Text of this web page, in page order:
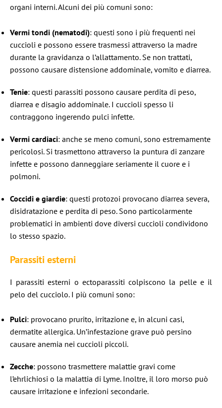
organi interni. Alcuni dei più comuni sono:​
Vermi tondi (nematodi): questi sono i più frequenti nei
cuccioli e possono essere trasmessi attraverso la madre
durante la gravidanza o l’allattamento. Se non trattati,
possono causare distensione addominale, vomito e diarrea.​
Tenie: questi parassiti possono causare perdita di peso,
diarrea e disagio addominale. I cuccioli spesso li
contraggono ingerendo pulci infette.​
Vermi cardiaci: anche se meno comuni, sono estremamente
pericolosi. Si trasmettono attraverso la puntura di zanzare
infette e possono danneggiare seriamente il cuore e i
polmoni.​
Coccidi e giardie: questi protozoi provocano diarrea severa,
disidratazione e perdita di peso. Sono particolarmente
problematici in ambienti dove diversi cuccioli condividono
lo stesso spazio.​
Parassiti esterni
I parassiti esterni o ectoparassiti colpiscono la pelle e il
pelo del cucciolo. I più comuni sono:​
Pulci: provocano prurito, irritazione e, in alcuni casi,
dermatite allergica. Un’infestazione grave può persino
causare anemia nei cuccioli piccoli.​
Zecche: possono trasmettere malattie gravi come
l’ehrlichiosi o la malattia di Lyme. Inoltre, il loro morso può
causare irritazione e infezioni secondarie.​